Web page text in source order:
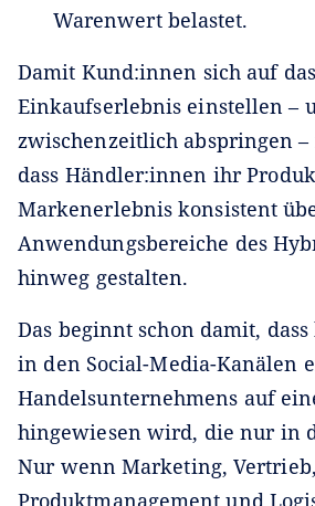
Warenwert belastet.
Damit Kund:innen sich auf
Einkaufserlebnis einstellen –
zwischenzeitlich abspringen
dass Händler:innen ihr
Markenerlebnis konsistent
Anwendungsbereiche des
hinweg gestalten.
Das beginnt schon damit,
in den Social-Media-Kanälen
Handelsunternehmens auf
hingewiesen wird, die nur in
Nur wenn Marketing, Vertrieb,
Produktmanagement und